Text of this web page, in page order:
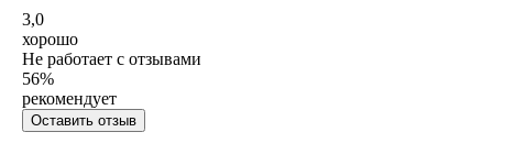
3,0
хорошо
Не работает с отзывами
56%
рекомендует
Оставить отзыв